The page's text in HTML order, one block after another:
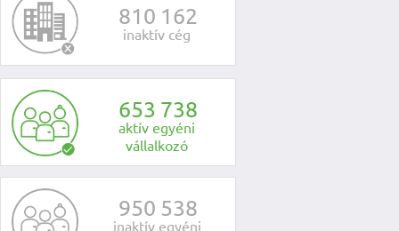
810 162
inaktív cég
653 738
aktív egyéni
vállalkozó
950 538
inaktív egyéni